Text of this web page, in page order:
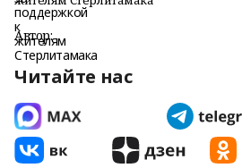
Автор:
Читайте нас